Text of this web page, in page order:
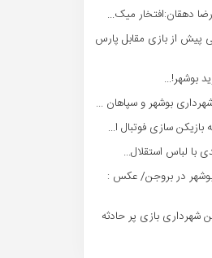
رضا دهقان:افتخار میک...
پیش از بازی مقابل پارس
بوشهر!...
بوشهر و سپاهان ...
بازیکن سازی فوتبال ا...
با لباس استقلال...
بوشهر در بروجن/ عکس :
شهرداری بازی پر حادثه